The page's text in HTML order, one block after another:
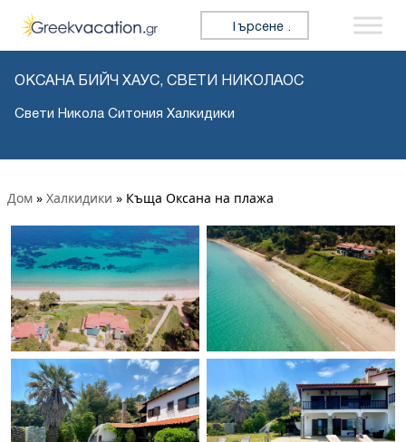
Търсене за:
ОКСАНА БИЙЧ ХАУС, СВЕТИ НИКОЛАОС
Свети Никола Ситония Халкидики
Дом » Халкидики » Къща Оксана на плажа